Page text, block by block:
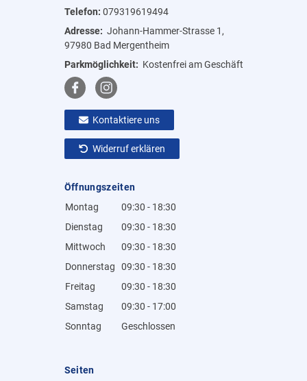
Telefon: 079319619494
Adresse: Johann-Hammer-Strasse 1,
97980 Bad Mergentheim
Parkmöglichkeit: Kostenfrei am Geschäft
Kontaktiere uns
Widerruf erklären
Öffnungszeiten
Montag
09:30 - 18:30
Dienstag
09:30 - 18:30
Mittwoch
09:30 - 18:30
Donnerstag
09:30 - 18:30
Freitag
09:30 - 18:30
Samstag
09:30 - 17:00
Sonntag
Geschlossen
Seiten